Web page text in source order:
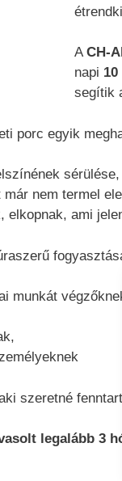
ACH-
napi
segítik
porc egyik
nem termel
elkopnak, ami
munkát
szeretné
legalább 3